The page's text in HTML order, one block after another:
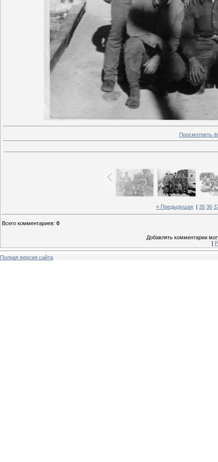
Просмотреть
« Предыдущая 35 36
Всего комментариев: 0
Добавлять комментарии
[
Полная версия сайта